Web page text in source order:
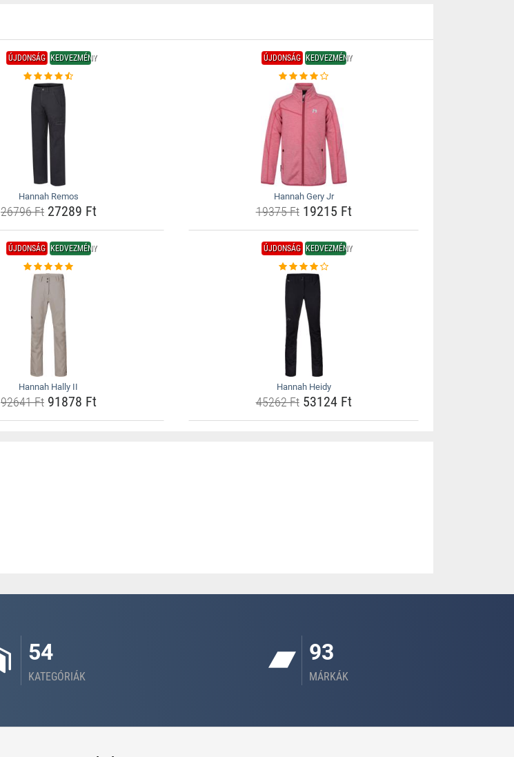
ÚJDONSÁG KEDVEZMÉNY
Hannah Remos
26796 Ft27289 Ft
ÚJDONSÁG KEDVEZMÉNY
Hannah Gery Jr
19375 Ft19215 Ft
ÚJDONSÁG KEDVEZMÉNY
Hannah Hally II
92641 Ft91878 Ft
ÚJDONSÁG KEDVEZMÉNY
Hannah Heidy
45262 Ft53124 Ft
54
KATEGÓRIÁK
93
MÁRKÁK